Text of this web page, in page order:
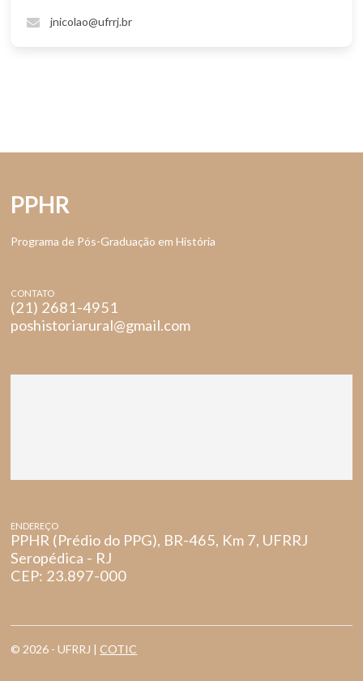
jnicolao@ufrrj.br
PPHR
Programa de Pós-Graduação em História
CONTATO
(21) 2681-4951
poshistoriarural@gmail.com
ENDEREÇO
PPHR (Prédio do PPG), BR-465, Km 7, UFRRJ
Seropédica - RJ
CEP: 23.897-000
© 2026 - UFRRJ |COTIC